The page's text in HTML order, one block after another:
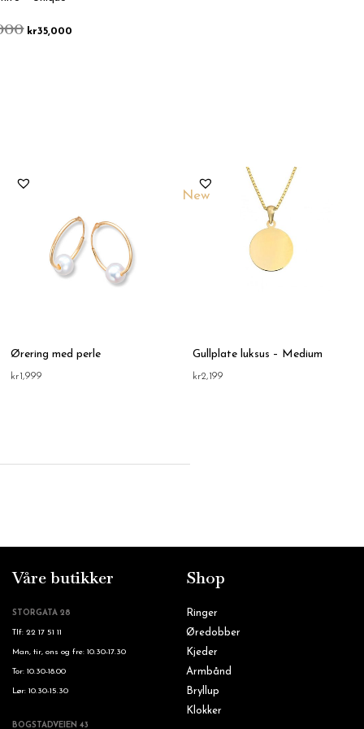
kr35,000
Ørering med perle
kr1,999
New
Gullplate luksus – Medium
kr2,199
Våre butikker
STORGATA 28
Tlf: 22 17 51 11
Man, tir, ons og fre: 10.30-17.30
Tor: 10.30-18.00
Lør: 10.30-15.30
BOGSTADVEIEN 43
Shop
Ringer
Øredobber
Kjeder
Armbånd
Bryllup
Klokker